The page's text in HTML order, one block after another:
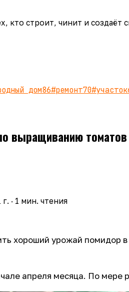
кто строит, чинит и
дом86#ремонт70#участок
выращиванию
г. · 1 мин. чтения
хороший урожай помидор
апреля месяца. По